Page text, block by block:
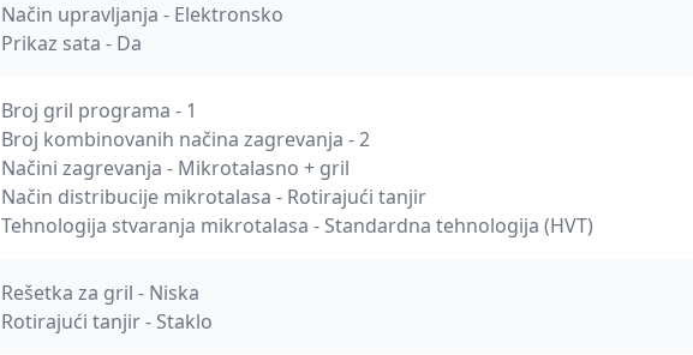
Način upravljanja - Elektronsko
Prikaz sata - Da
Broj gril programa - 1
Broj kombinovanih načina zagrevanja - 2
Načini zagrevanja - Mikrotalasno + gril
Način distribucije mikrotalasa - Rotirajući tanjir
Tehnologija stvaranja mikrotalasa - Standardna tehnologija (HVT)
Rešetka za gril - Niska
Rotirajući tanjir - Staklo